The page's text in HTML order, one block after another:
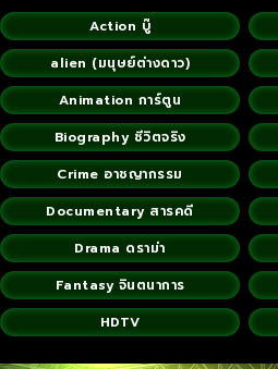
Action บู๊
alien (มนุษย์ต่างดาว)
Animation การ์ตูน
Biography ชีวิตจริง
Crime อาชญากรรม
Documentary สารคดี
Drama ดราม่า
Fantasy จินตนาการ
HDTV